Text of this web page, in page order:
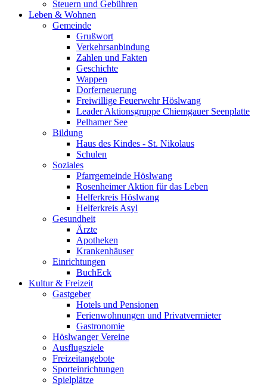
Steuern und Gebühren
Leben & Wohnen
Gemeinde
Grußwort
Verkehrsanbindung
Zahlen und Fakten
Geschichte
Wappen
Dorferneuerung
Freiwillige Feuerwehr Höslwang
Leader Aktionsgruppe Chiemgauer Seenplatte
Pelhamer See
Bildung
Haus des Kindes - St. Nikolaus
Schulen
Soziales
Pfarrgemeinde Höslwang
Rosenheimer Aktion für das Leben
Helferkreis Höslwang
Helferkreis Asyl
Gesundheit
Ärzte
Apotheken
Krankenhäuser
Einrichtungen
BuchEck
Kultur & Freizeit
Gastgeber
Hotels und Pensionen
Ferienwohnungen und Privatvermieter
Gastronomie
Höslwanger Vereine
Ausflugsziele
Freizeitangebote
Sporteinrichtungen
Spielplätze